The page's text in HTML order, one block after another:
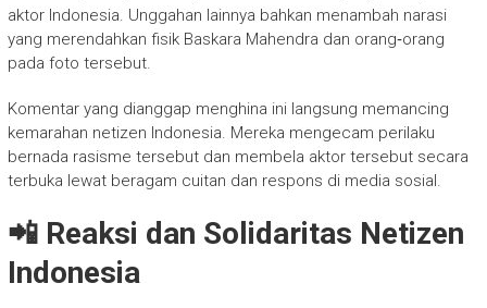
aktor Indonesia. Unggahan lainnya bahkan menambah narasi
yang merendahkan fisik Baskara Mahendra dan orang‑orang
pada foto tersebut.
Komentar yang dianggap menghina ini langsung memancing
kemarahan netizen Indonesia. Mereka mengecam perilaku
bernada rasisme tersebut dan membela aktor tersebut secara
terbuka lewat beragam cuitan dan respons di media sosial.
📲 Reaksi dan Solidaritas Netizen
Indonesia